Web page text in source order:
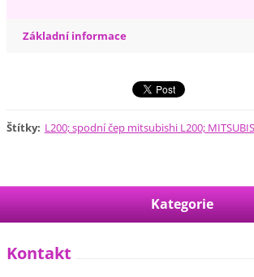
Základní informace
Štítky: L200; spodní čep mitsubishi L200;
Kategorie
Kontakt